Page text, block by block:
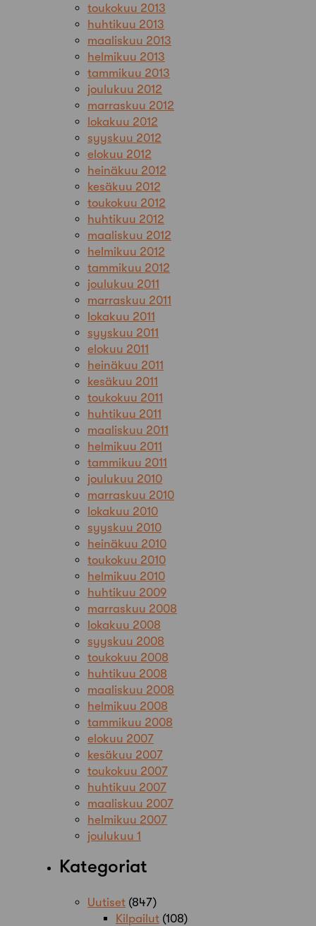
toukokuu 2013
huhtikuu 2013
maaliskuu 2013
helmikuu 2013
tammikuu 2013
joulukuu 2012
marraskuu 2012
lokakuu 2012
syyskuu 2012
elokuu 2012
heinäkuu 2012
kesäkuu 2012
toukokuu 2012
huhtikuu 2012
maaliskuu 2012
helmikuu 2012
tammikuu 2012
joulukuu 2011
marraskuu 2011
lokakuu 2011
syyskuu 2011
elokuu 2011
heinäkuu 2011
kesäkuu 2011
toukokuu 2011
huhtikuu 2011
maaliskuu 2011
helmikuu 2011
tammikuu 2011
joulukuu 2010
marraskuu 2010
lokakuu 2010
syyskuu 2010
heinäkuu 2010
toukokuu 2010
helmikuu 2010
huhtikuu 2009
marraskuu 2008
lokakuu 2008
syyskuu 2008
toukokuu 2008
huhtikuu 2008
maaliskuu 2008
helmikuu 2008
tammikuu 2008
elokuu 2007
kesäkuu 2007
toukokuu 2007
huhtikuu 2007
maaliskuu 2007
helmikuu 2007
joulukuu 1
Kategoriat
Uutiset (847)
Kilpailut (108)